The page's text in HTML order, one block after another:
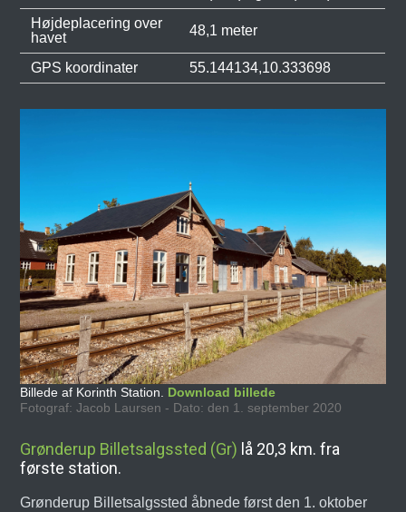
Højdeplacering over
havet
48,1 meter
GPS koordinater 55.144134,10.333698
Billede af Korinth Station. Download billede
Fotograf: Jacob Laursen - Dato: den 1. september 2020
Grønderup Billetsalgssted (Gr) lå 20,3 km. fra
første station.
Grønderup Billetsalgssted åbnede først den 1. oktober